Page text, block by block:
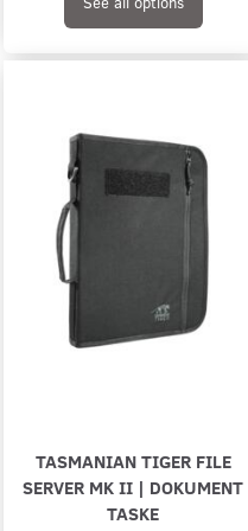
TASMANIAN TIGER FILE
SERVER MK II | DOKUMENT
TASKE